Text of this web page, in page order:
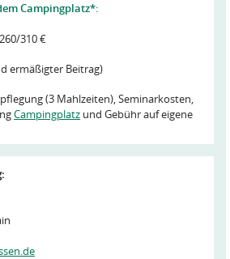
Campingplatz*:
310 €
ermäßigter Beitrag)
(3 Mahlzeiten), Seminarkosten,
Campingplatz und Gebühr auf eigene